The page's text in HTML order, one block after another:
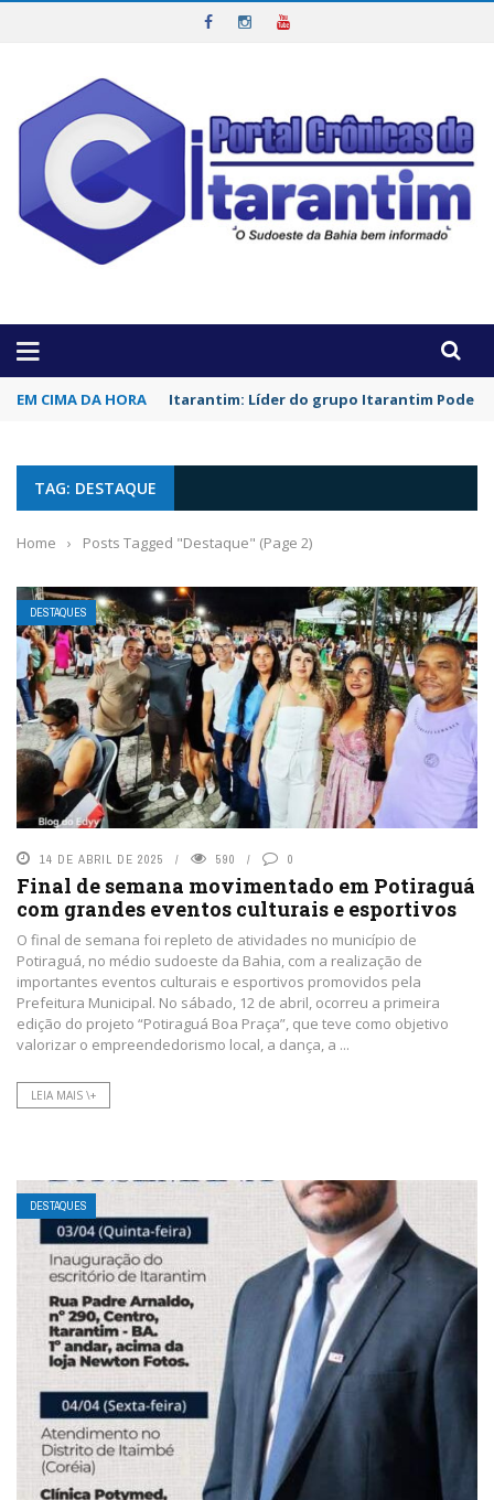
EM CIMA DA HORA Itarantim: Líder do grupo Itarantim Pode
TAG: DESTAQUE
Home › Posts Tagged "Destaque" (Page 2)
DESTAQUES
14 DE ABRIL DE 2025 590 0
Final de semana movimentado em Potiraguá
com grandes eventos culturais e esportivos
O final de semana foi repleto de atividades no município de
Potiraguá, no médio sudoeste da Bahia, com a realização de
importantes eventos culturais e esportivos promovidos pela
Prefeitura Municipal. No sábado, 12 de abril, ocorreu a primeira
edição do projeto “Potiraguá Boa Praça”, que teve como objetivo
valorizar o empreendedorismo local, a dança, a ...
LEIA MAIS \+
DESTAQUES